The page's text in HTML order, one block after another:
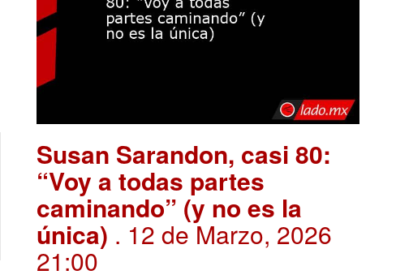
Susan Sarandon, casi 80:
“Voy a todas partes
caminando” (y no es la
única) . 12 de Marzo, 2026
21:00